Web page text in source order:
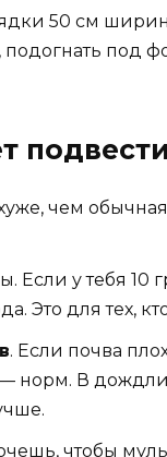
50 см
подвести
чем
Если у тебя
Это для тех,
. Если почва
— норм. В
чтобы